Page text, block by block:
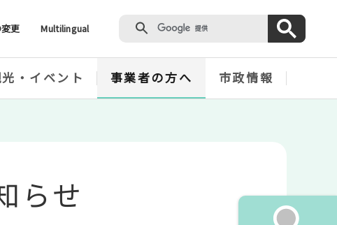
更 Multilingual
・イベント 事業者の方へ 市政情報
らせ